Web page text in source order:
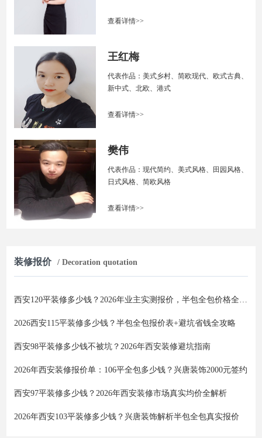
查看详情>>
王红梅
代表作品：美式乡村、简欧现代、欧式古典、
新中式、北欧、港式
查看详情>>
樊伟
代表作品：现代简约、美式风格、田园风格、
日式风格、简欧风格
查看详情>>
装修报价 / Decoration quotation
西安120平装修多少钱？2026年业主实测报价，半包全包价格全解析
2026西安115平装修多少钱？半包全包报价表+避坑省钱全攻略
西安98平装修多少钱不被坑？2026年西安装修避坑指南
2026年西安装修报价单：106平全包多少钱？兴唐装饰2000元签约
西安97平装修多少钱？2026年西安装修市场真实均价全解析
2026年西安103平装修多少钱？兴唐装饰解析半包全包真实报价